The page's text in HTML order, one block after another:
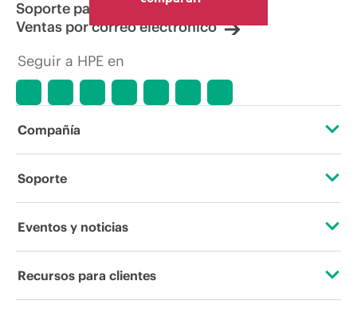
Soporte para productos
Ventas por correo electrónico
Seguir a HPE en
Compañía
Acerca de HPE
Responsabilidad corporativa
Soporte
Servicios de soporte operativo
Eventos y noticias
Eventos
Recursos para clientes